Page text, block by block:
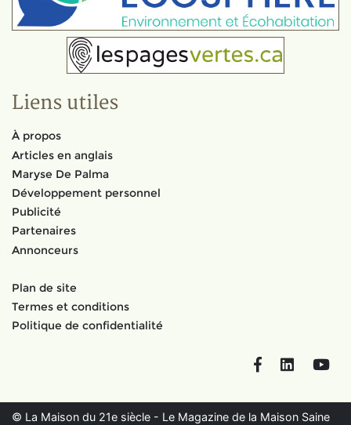
Liens utiles
À propos
Articles en anglais
Maryse De Palma
Développement personnel
Publicité
Partenaires
Annonceurs
Plan de site
Termes et conditions
Politique de confidentialité
FacebookLinkedIn
© La Maison du 21e siècle - Le Magazine de la Maison Saine